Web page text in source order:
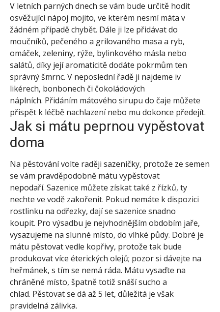
V letních parných dnech se vám bude určitě hodit
osvěžující nápoj mojito, ve kterém nesmí máta v
žádném případě chybět. Dále ji lze přidávat do
moučníků, pečeného a grilovaného masa a ryb,
omáček, zeleniny, rýže, bylinkového másla nebo
salátů, díky její aromaticitě dodáte pokrmům ten
správný šmrnc. V neposlední řadě ji najdeme iv
likérech, bonbonech či čokoládových
náplních. Přidáním mátového sirupu do čaje můžete
přispět k léčbě nachlazení nebo mu dokonce předejít.
Jak si mátu peprnou vypěstovat
doma
Na pěstování volte raději sazeničky, protože ze semen
se vám pravděpodobně mátu vypěstovat
nepodaří. Sazenice můžete získat také z řízků, ty
nechte ve vodě zakořenit. Pokud nemáte k dispozici
rostlinku na odřezky, dají se sazenice snadno
koupit. Pro výsadbu je nejvhodnějším obdobím jaře,
vysazujeme na slunné místo, do vlhké půdy. Dobré je
mátu pěstovat vedle kopřivy, protože tak bude
produkovat více éterických olejů; pozor si dávejte na
heřmánek, s tím se nemá ráda. Mátu vysaďte na
chráněné místo, špatně totiž snáší sucho a
chlad. Pěstovat se dá až 5 let, důležitá je však
pravidelná zálivka.